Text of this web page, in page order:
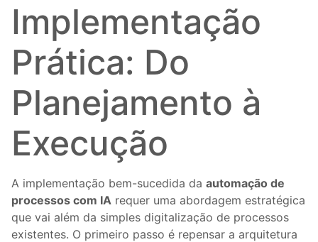
Implementação
Prática: Do
Planejamento à
Execução
A implementação bem-sucedida da automação de
processos com IA requer uma abordagem estratégica
que vai além da simples digitalização de processos
existentes. O primeiro passo é repensar a arquitetura